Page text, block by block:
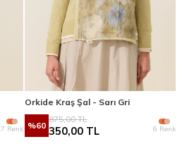
7 Renk
Orkide Kraş Şal - Sarı Gri
%60
875,00TL
350,00 TL 6 Renk